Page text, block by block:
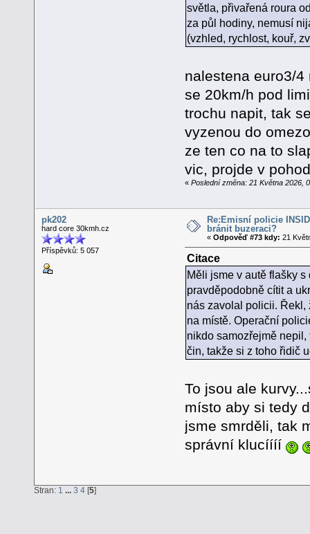
světla, přivařená roura
za půl hodiny, nemusí
(vzhled, rychlost, kouř,
nalestena euro3/
se 20km/h pod
trochu napit, tak
vyzenou do
ze ten co na to
vic, projde v
« Poslední změna: 21 Května 2026,
pk202
hard core 30kmh.cz
Příspěvků: 5 057
Re:Emisní policie
bránit buzeraci?
«Odpověď #73 kdy: 21
Citace
Měli jsme v autě flašky
pravděpodobně cítit a
nás zavolal policii. Řekl,
na místě. Operační
nikdo samozřejmě
čin, takže si z toho řidič
To jsou ale
místo aby si tedy
jsme smrděli, tak
správní klucíííí
Stran: 1 ... 3 4 [5]